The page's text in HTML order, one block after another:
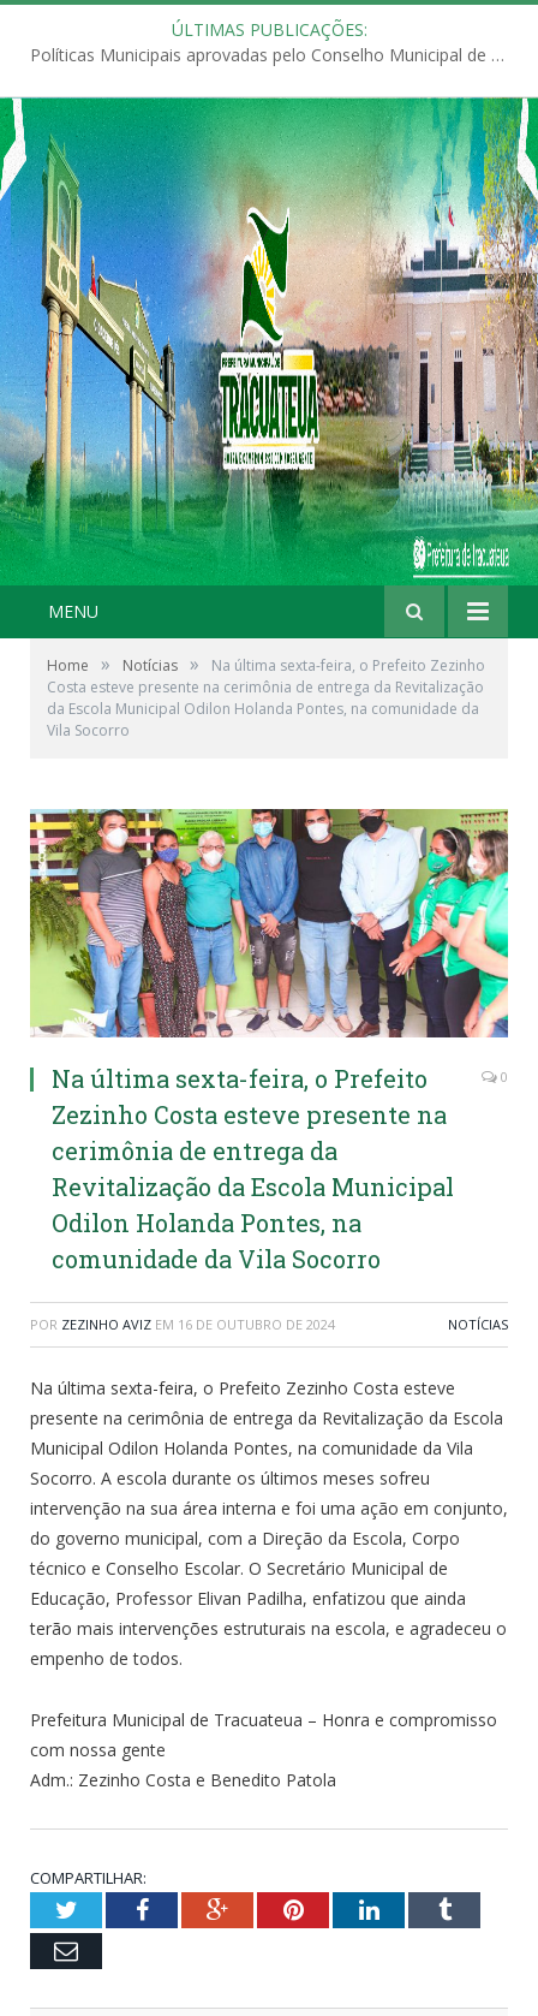
ÚLTIMAS PUBLICAÇÕES:
Políticas Municipais aprovadas pelo Conselho Municipal de Educação (CME)
MENU
Home » Notícias »
Na última sexta-feira, o Prefeito Zezinho
Costa esteve presente na cerimônia de entrega da Revitalização
da Escola Municipal Odilon Holanda Pontes, na comunidade da
Vila Socorro
Na última sexta-feira, o Prefeito
Zezinho Costa esteve presente na
cerimônia de entrega da
Revitalização da Escola Municipal
Odilon Holanda Pontes, na
comunidade da Vila Socorro
0
POR ZEZINHO AVIZ EM 16 DE OUTUBRO DE 2024 NOTÍCIAS
Na última sexta-feira, o Prefeito Zezinho Costa esteve
presente na cerimônia de entrega da Revitalização da Escola
Municipal Odilon Holanda Pontes, na comunidade da Vila
Socorro. A escola durante os últimos meses sofreu
intervenção na sua área interna e foi uma ação em conjunto,
do governo municipal, com a Direção da Escola, Corpo
técnico e Conselho Escolar. O Secretário Municipal de
Educação, Professor Elivan Padilha, enfatizou que ainda
terão mais intervenções estruturais na escola, e agradeceu o
empenho de todos.
Prefeitura Municipal de Tracuateua – Honra e compromisso
com nossa gente
Adm.: Zezinho Costa e Benedito Patola
COMPARTILHAR:
TwitterFacebookGoogle+PinterestLinkedInTumblr
Email